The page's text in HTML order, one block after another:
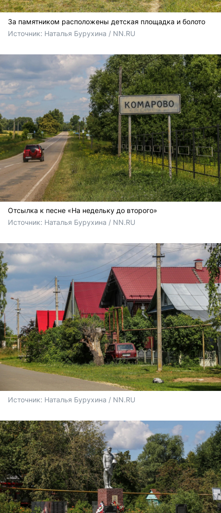
За памятником расположены детская площадка и болото
Источник: Наталья Бурухина / NN.RU
Отсылка к песне «На недельку до второго»
Источник: Наталья Бурухина / NN.RU
Источник: Наталья Бурухина / NN.RU